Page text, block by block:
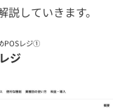
していきます。
POSレジ①
ジ